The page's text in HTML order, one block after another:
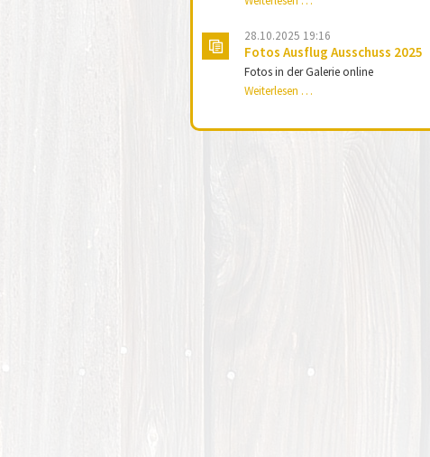
und
Ausstellung
online
28.10.2025 19:16
Fotos Ausflug Ausschuss 2025
Fotos in der Galerie online
Weiterlesen …
2025